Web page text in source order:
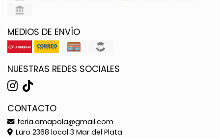
MEDIOS DE ENVÍO
NUESTRAS REDES SOCIALES
CONTACTO
feria.amapola@gmail.com
Luro 2368 local 3 Mar del Plata